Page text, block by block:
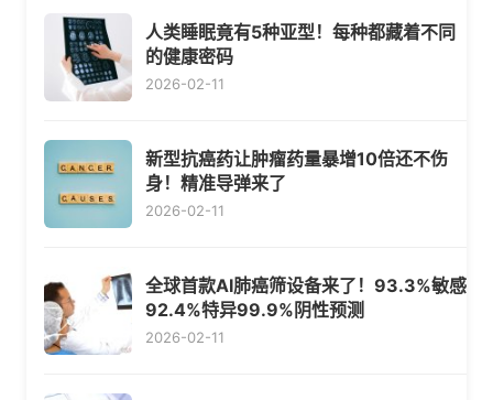
人类睡眠竟有5种亚型！每种都藏着不同
的健康密码
2026-02-11
新型抗癌药让肿瘤药量暴增10倍还不伤
身！精准导弹来了
2026-02-11
全球首款AI肺癌筛设备来了！93.3%敏感
92.4%特异99.9%阴性预测
2026-02-11